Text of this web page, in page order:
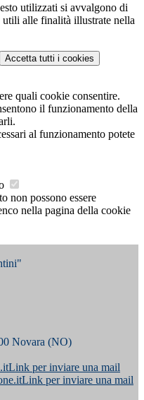
utilizzati si avvalgono di
utili alle finalità illustrate nella
Accetta tutti i cookies
quali cookie consentire.
il funzionamento della
al funzionamento potete
non possono essere
nella pagina della cookie
Novara (NO)
Link per inviare una mail
Link per inviare una mail